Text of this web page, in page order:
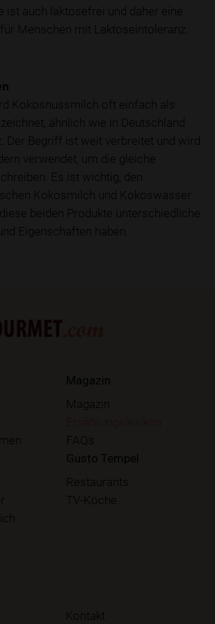
ist auch laktosefrei und daher eine
Menschen mit Laktoseintoleranz.
Kokosnussmilch oft einfach als
ähnlich wie in Deutschland
Der Begriff ist weit verbreitet und wird
verwendet, um die gleiche
Es ist wichtig, den
Kokosmilch und Kokoswasser
beiden Produkte unterschiedliche
Eigenschaften haben.
Magazin
Magazin
FAQs
Gusto Tempel
Restaurants
TV-Köche
Kontakt